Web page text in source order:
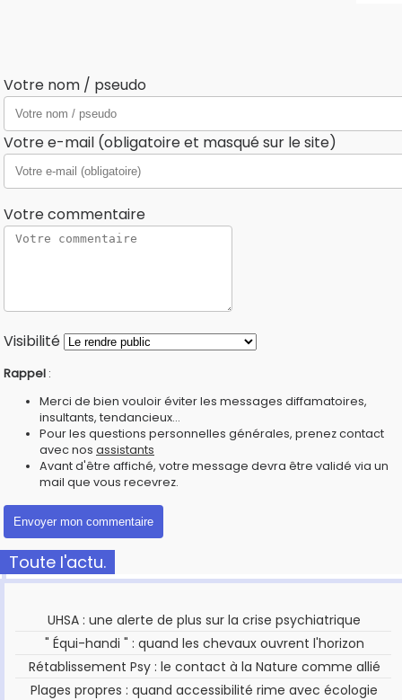
Votre nom / pseudo
Votre e-mail (obligatoire et masqué sur le site)
Votre commentaire
Visibilité
Rappel :
Merci de bien vouloir éviter les messages diffamatoires,
insultants, tendancieux...
Pour les questions personnelles générales, prenez contact
avec nos assistants
Avant d'être affiché, votre message devra être validé via un
mail que vous recevrez.
Toute l'actu.
UHSA : une alerte de plus sur la crise psychiatrique
" Équi-handi " : quand les chevaux ouvrent l'horizon
Rétablissement Psy : le contact à la Nature comme allié
Plages propres : quand accessibilité rime avec écologie